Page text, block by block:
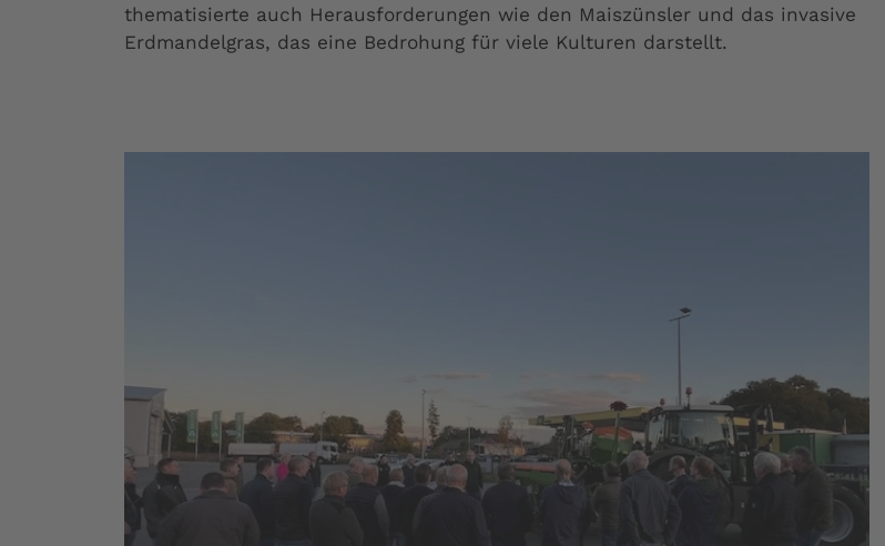
thematisierte auch Herausforderungen wie den Maiszünsler und das invasive
Erdmandelgras, das eine Bedrohung für viele Kulturen darstellt.